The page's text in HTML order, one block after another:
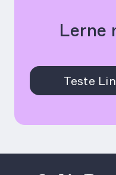
Lerne
Teste